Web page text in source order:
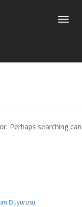
Perhaps searching can
Duyurusu